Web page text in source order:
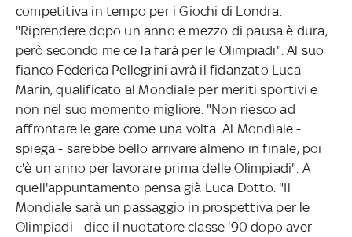
competitiva in tempo per i Giochi di Londra.
"Riprendere dopo un anno e mezzo di pausa è dura,
però secondo me ce la farà per le Olimpiadi". Al suo
fianco Federica Pellegrini avrà il fidanzato Luca
Marin, qualificato al Mondiale per meriti sportivi e
non nel suo momento migliore. "Non riesco ad
affrontare le gare come una volta. Al Mondiale -
spiega - sarebbe bello arrivare almeno in finale, poi
c'è un anno per lavorare prima delle Olimpiadi". A
quell'appuntamento pensa già Luca Dotto. "Il
Mondiale sarà un passaggio in prospettiva per le
Olimpiadi - dice il nuotatore classe '90 dopo aver